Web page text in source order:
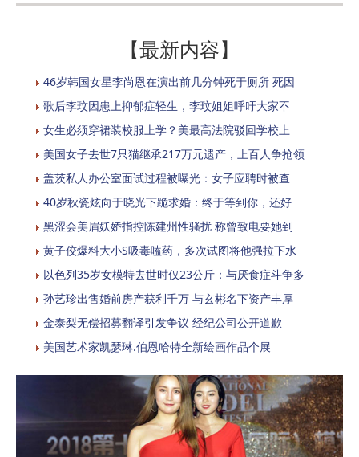
【最新内容】
46岁韩国女星李尚恩在演出前几分钟死于厕所 死因
歌后李玟因患上抑郁症轻生，李玟姐姐呼吁大家不
女生必须穿裙装校服上学？美最高法院驳回学校上
美国女子去世7只猫继承217万元遗产，上百人争抢领
盖茨私人办公室面试过程被曝光：女子应聘时被查
40岁秋瓷炫向于晓光下跪求婚：终于等到你，还好
黑涩会美眉妖娇指控陈建州性骚扰 称曾致电要她到
黄子佼爆料大小S吸毒嗑药，多次试图将他强拉下水
以色列35岁女模特去世时仅23公斤：与厌食症斗争多
孙艺珍出售婚前房产获利千万 与玄彬名下资产丰厚
金泰梨无偿招募翻译引发争议 经纪公司公开道歉
美国艺术家凯瑟琳.伯恩哈特全新绘画作品个展